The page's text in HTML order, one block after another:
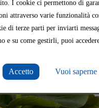
I cookie ci permettono di
attraverso varie funzionalità
di terze parti per inviarti
e su come gestirli, puoi
Accetto Vuoi